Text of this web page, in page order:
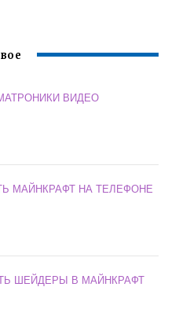
ВИДЕО
МАЙНКРАФТ НА ТЕЛЕФОНЕ
ШЕЙДЕРЫ В МАЙНКРАФТ